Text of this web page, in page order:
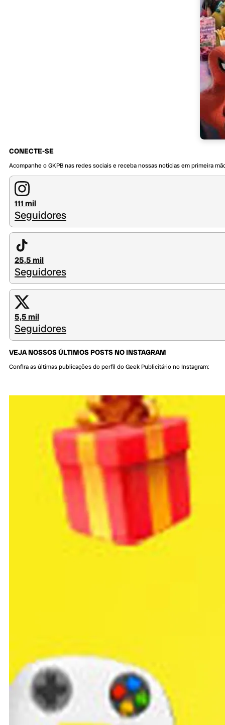
CONECTE-SE
Acompanhe o GKPB nas redes sociais e receba nossas notícias em primeira
111 mil
Seguidores
25,5 mil
Seguidores
5,5 mil
Seguidores
VEJA NOSSOS ÚLTIMOS POSTS NO INSTAGRAM
Confira as últimas publicações do perfil do Geek Publicitário no Instagram: